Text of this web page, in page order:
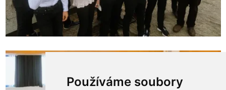
Používáme soubory